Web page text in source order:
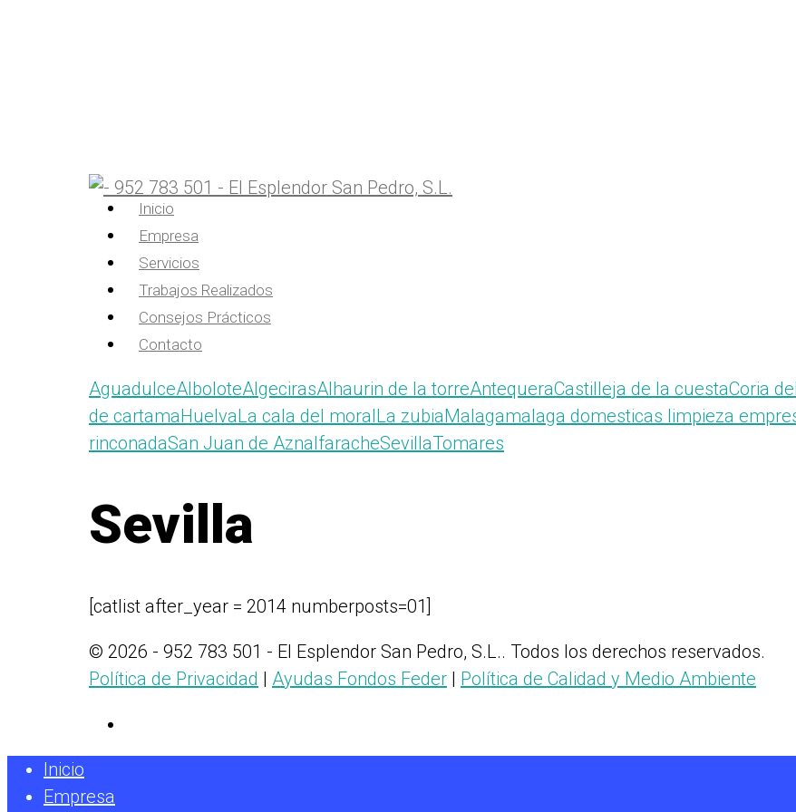
Inicio
Empresa
Servicios
Trabajos Realizados
Consejos Prácticos
Contacto
AguadulceAlboloteAlgecirasAlhaurin de la torreAntequeraCastilleja de la cuestaCoria
de cartamaHuelvaLa cala del moralLa zubiaMalagamalaga domesticas limpieza
rinconadaSan Juan de AznalfaracheSevillaTomares
Sevilla
[catlist after_year = 2014 numberposts=01]
© 2026 - 952 783 501 - El Esplendor San Pedro, S.L.. Todos los derechos reservados.
Política de Privacidad | Ayudas Fondos Feder | Política de Calidad y Medio Ambiente
Inicio
Empresa